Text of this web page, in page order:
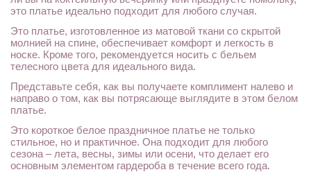
это платье идеально подходит для любого случая.
Это платье, изготовленное из матовой ткани со скрытой
молнией на спине, обеспечивает комфорт и легкость в
носке. Кроме того, рекомендуется носить с бельем
телесного цвета для идеального вида.
Представьте себя, как вы получаете комплимент налево и
направо о том, как вы потрясающе выглядите в этом белом
платье.
Это короткое белое праздничное платье не только
стильное, но и практичное. Она подходит для любого
сезона – лета, весны, зимы или осени, что делает его
основным элементом гардероба в течение всего года.